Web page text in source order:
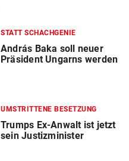
STATT SCHACHGENIE
András Baka soll neuer
Präsident Ungarns werden
UMSTRITTENE BESETZUNG
Trumps Ex-Anwalt ist jetzt
sein Justizminister